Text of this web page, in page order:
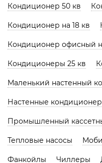
Кондиционер 50 кв
Кондиционер на 18 кв
Кондиционер офисный
Кондиционеры 25 кв
Маленький настенный
Настенные
Промышленный
Тепловые насосы
Фанкойлы Чиллеры